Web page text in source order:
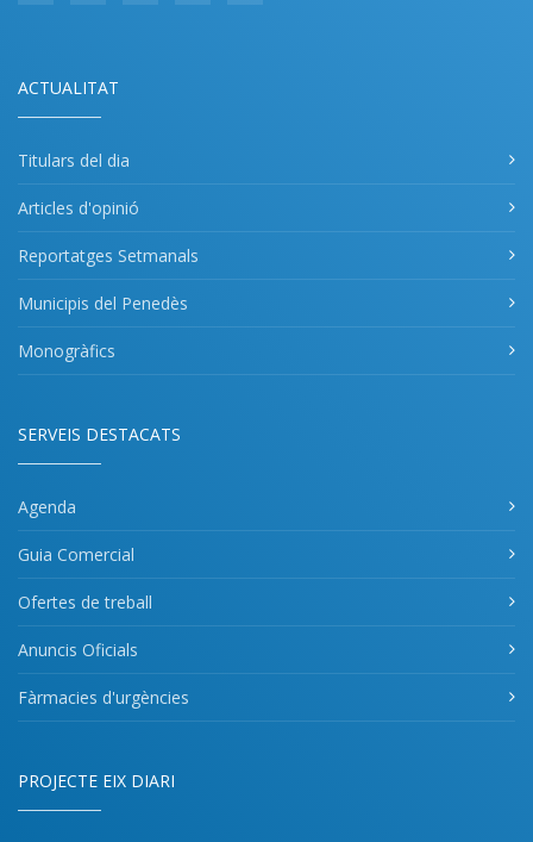
ACTUALITAT
Titulars del dia
Articles d'opinió
Reportatges Setmanals
Municipis del Penedès
Monogràfics
SERVEIS DESTACATS
Agenda
Guia Comercial
Ofertes de treball
Anuncis Oficials
Fàrmacies d'urgències
PROJECTE EIX DIARI